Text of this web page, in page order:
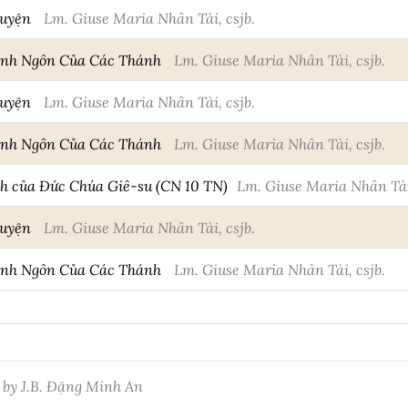
Lm. Giuse Maria Nhân Tài, csjb.
Ngôn Của Các Thánh Lm. Giuse Maria Nhân Tài, csjb.
Lm. Giuse Maria Nhân Tài, csjb.
Ngôn Của Các Thánh Lm. Giuse Maria Nhân Tài, csjb.
của Đức Chúa Giê-su (CN 10 TN) Lm. Giuse Maria Nhân
Lm. Giuse Maria Nhân Tài, csjb.
Ngôn Của Các Thánh Lm. Giuse Maria Nhân Tài, csjb.
J.B. Đặng Minh An